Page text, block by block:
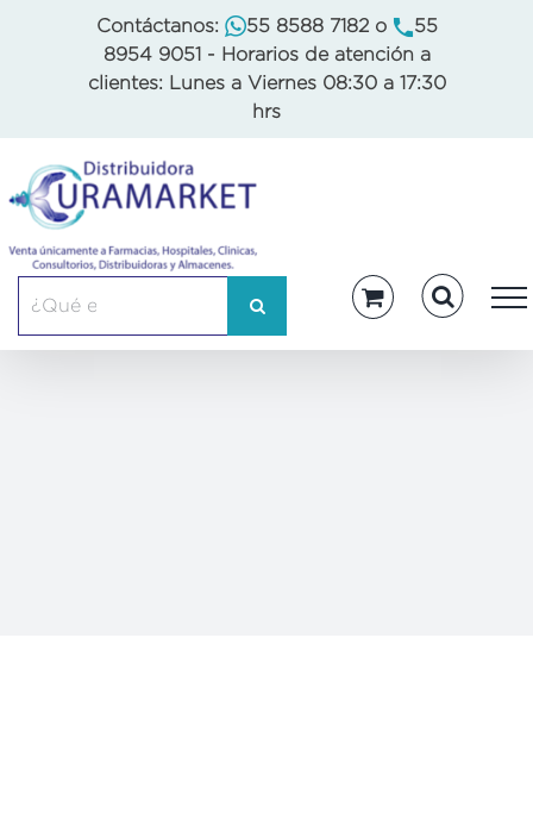
Contáctanos: 55 8588 7182o
55
8954 9051 - Horarios de atención a
clientes: Lunes a Viernes 08:30 a 17:30
hrs